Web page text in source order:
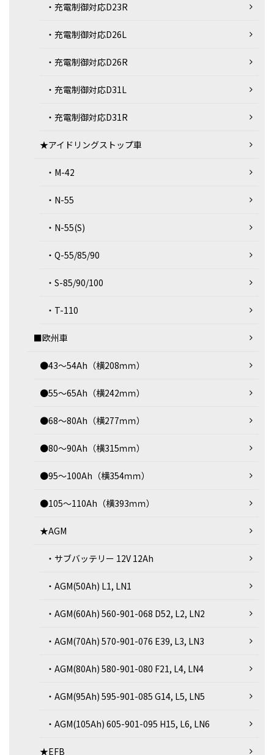
・充電制御対応D23R
・充電制御対応D26L
・充電制御対応D26R
・充電制御対応D31L
・充電制御対応D31R
★アイドリングストップ車
・M-42
・N-55
・N-55(S)
・Q-55/85/90
・S-85/90/100
・T-110
■欧州車
●43～54Ah（横208ｍｍ）
●55～65Ah（横242ｍｍ）
●68～80Ah（横277ｍｍ）
●80～90Ah（横315ｍｍ）
●95～100Ah（横354ｍｍ）
●105～110Ah（横393ｍｍ）
★AGM
・サブバッテリー 12V 12Ah
・AGM(50Ah) L1, LN1
・AGM(60Ah) 560-901-068 D52, L2, LN2
・AGM(70Ah) 570-901-076 E39, L3, LN3
・AGM(80Ah) 580-901-080 F21, L4, LN4
・AGM(95Ah) 595-901-085 G14, L5, LN5
・AGM(105Ah) 605-901-095 H15, L6, LN6
★EFB